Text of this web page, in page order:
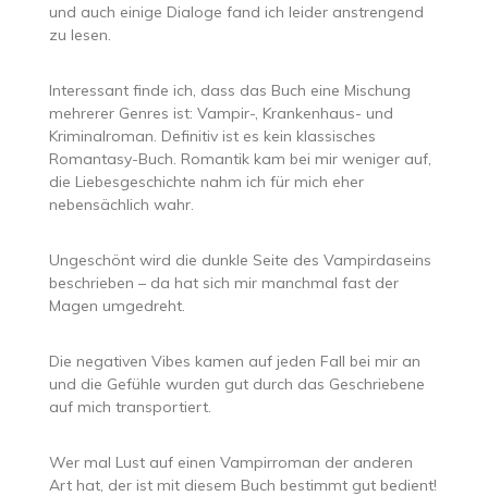
und auch einige Dialoge fand ich leider anstrengend
zu lesen.
Interessant finde ich, dass das Buch eine Mischung
mehrerer Genres ist: Vampir-, Krankenhaus- und
Kriminalroman. Definitiv ist es kein klassisches
Romantasy-Buch. Romantik kam bei mir weniger auf,
die Liebesgeschichte nahm ich für mich eher
nebensächlich wahr.
Ungeschönt wird die dunkle Seite des Vampirdaseins
beschrieben – da hat sich mir manchmal fast der
Magen umgedreht.
Die negativen Vibes kamen auf jeden Fall bei mir an
und die Gefühle wurden gut durch das Geschriebene
auf mich transportiert.
Wer mal Lust auf einen Vampirroman der anderen
Art hat, der ist mit diesem Buch bestimmt gut bedient!